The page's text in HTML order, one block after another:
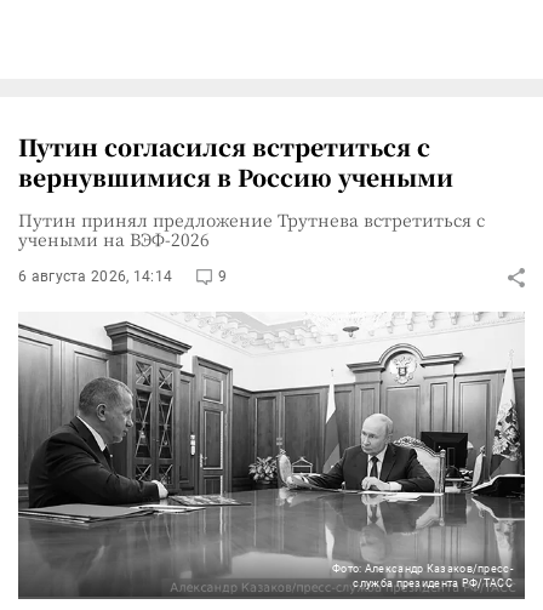
Путин согласился встретиться с
вернувшимися в Россию учеными
Путин принял предложение Трутнева встретиться с
учеными на ВЭФ-2026
6 августа 2026, 14:14 9
Фото: Александр Казаков/пресс-
служба президента РФ/ТАСС